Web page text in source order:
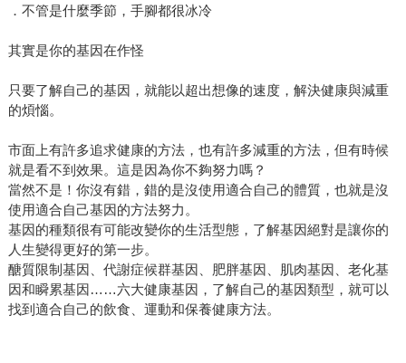
．不管是什麼季節，手腳都很冰冷
其實是你的基因在作怪
只要了解自己的基因，就能以超出想像的速度，解決健康與減重
的煩惱。
市面上有許多追求健康的方法，也有許多減重的方法，但有時候
就是看不到效果。這是因為你不夠努力嗎？
當然不是！你沒有錯，錯的是沒使用適合自己的體質，也就是沒
使用適合自己基因的方法努力。
基因的種類很有可能改變你的生活型態，了解基因絕對是讓你的
人生變得更好的第一步。
醣質限制基因、代謝症候群基因、肥胖基因、肌肉基因、老化基
因和瞬累基因……六大健康基因，了解自己的基因類型，就可以
找到適合自己的飲食、運動和保養健康方法。